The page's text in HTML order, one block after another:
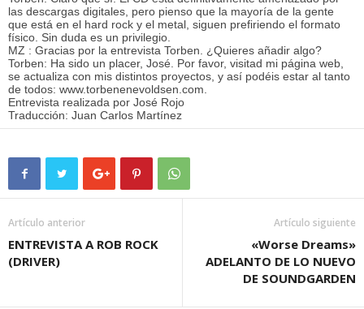
las descargas digitales, pero pienso que la mayoría de la gente
que está en el hard rock y el metal, siguen prefiriendo el formato
físico. Sin duda es un privilegio.
MZ : Gracias por la entrevista Torben. ¿Quieres añadir algo?
Torben: Ha sido un placer, José. Por favor, visitad mi página web,
se actualiza con mis distintos proyectos, y así podéis estar al tanto
de todos: www.torbenenevoldsen.com.
Entrevista realizada por José Rojo
Traducción: Juan Carlos Martínez
Artículo anterior
ENTREVISTA A ROB ROCK
(DRIVER)
Artículo siguiente
«Worse Dreams»
ADELANTO DE LO NUEVO
DE SOUNDGARDEN